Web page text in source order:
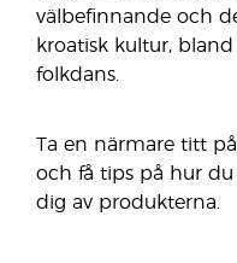
välbefinnande och
kroatisk kultur,
folkdans.
Ta en närmare titt
och få tips på hur
dig av produkterna.